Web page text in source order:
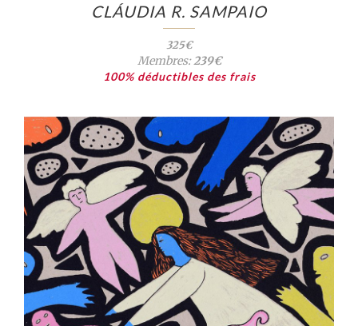
CLÁUDIA R. SAMPAIO
325€
Membres:239€
100% déductibles des frais